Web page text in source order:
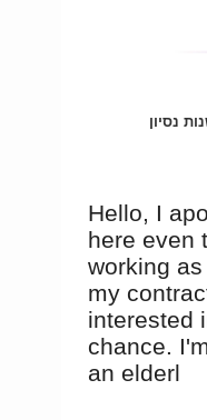
Hello, I
here even
working
my
interested
chance.
an elderl